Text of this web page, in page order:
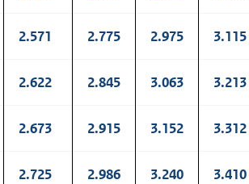
2.571 2.775 2.975 3.115
2.622 2.845 3.063 3.213
2.673 2.915 3.152 3.312
2.725 2.986 3.240 3.410